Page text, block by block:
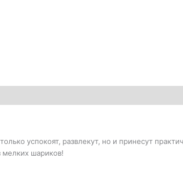
успокоят, развлекут, но и принесут
мелких шариков!